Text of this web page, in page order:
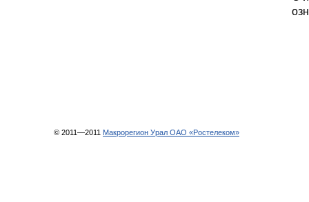
© 2011—2011 Макрорегион Урал ОАО «Ростелеком»